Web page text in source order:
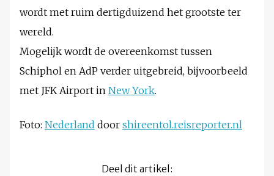
wordt met ruim dertigduizend het grootste ter
wereld.
Mogelijk wordt de overeenkomst tussen
Schiphol en AdP verder uitgebreid, bijvoorbeeld
met JFK Airport in New York.
Foto: Nederland door shireentol.reisreporter.nl
Deel dit artikel: